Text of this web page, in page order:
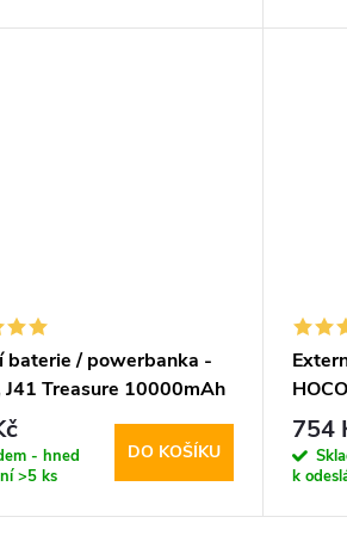
baterie / powerbanka -
J41 Treasure 10000mAh
- hned
>5 ks
DO KOŠÍKU
754
k